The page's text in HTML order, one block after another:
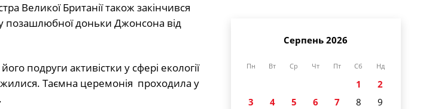
Великої Британії також закінчився
позашлюбної доньки Джонсона від
подруги активістки у сфері екології
Таємна церемонія проходила у
Серпень 2026
Пн Вт Ср Чт Пт Сб Нд
1
2
3
4 5 6 7 8
9